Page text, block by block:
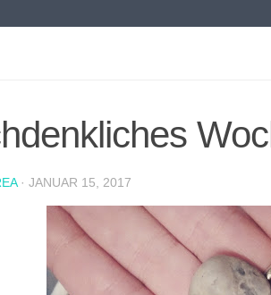
· JANUAR 15, 2017